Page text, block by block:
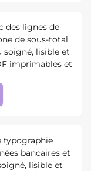
des lignes de
de sous-total
soigné, lisible et
imprimables et
typographie
bancaires et
lisible et